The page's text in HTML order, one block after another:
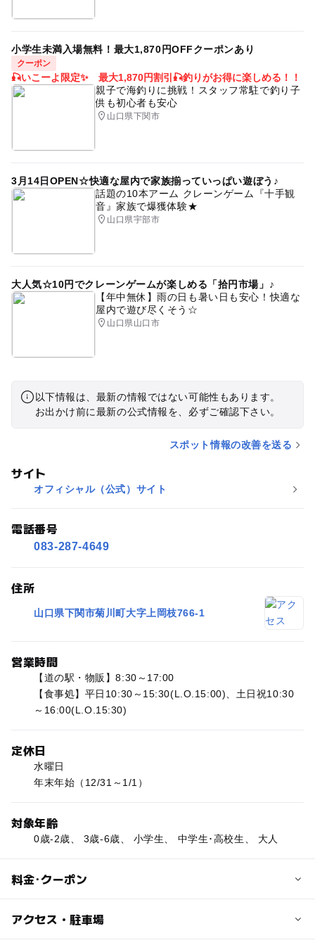
小学生未満入場無料！最大1,870円OFFクーポンあり
クーポン
🎣いこーよ限定✨ 最大1,870円割引🎣釣りがお得に楽しめる！！
親子で海釣りに挑戦！スタッフ常駐で釣り子
供も初心者も安心
山口県下関市
3月14日OPEN☆快適な屋内で家族揃っていっぱい遊ぼう♪
話題の10本アーム クレーンゲーム『十手観
音』家族で爆獲体験★
山口県宇部市
大人気☆10円でクレーンゲームが楽しめる「拾円市場」♪
【年中無休】雨の日も暑い日も安心！快適な
屋内で遊び尽くそう☆
山口県山口市
以下情報は、最新の情報ではない可能性もあります。
お出かけ前に最新の公式情報を、必ずご確認下さい。
スポット情報の改善を送る
サイト
オフィシャル（公式）サイト
電話番号
083-287-4649
住所
山口県下関市菊川町大字上岡枝766-1
営業時間
【道の駅・物販】8:30～17:00
【食事処】平日10:30～15:30(L.O.15:00)、土日祝10:30
～16:00(L.O.15:30)
定休日
水曜日
年末年始（12/31～1/1）
対象年齢
0歳-2歳、 3歳-6歳、 小学生、 中学生･高校生、 大人
料金･クーポン
子供の料金
アクセス・駐車場